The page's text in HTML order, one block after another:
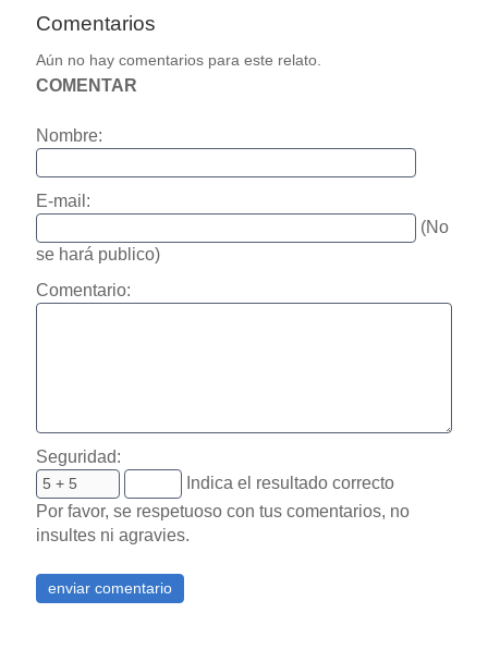
Comentarios
Aún no hay comentarios para este relato.
COMENTAR
Nombre:
E-mail:
(No
se hará publico)
Comentario:
Seguridad:
Indica el resultado correcto
Por favor, se respetuoso con tus comentarios, no
insultes ni agravies.